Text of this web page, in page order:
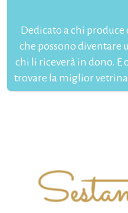
Dedicato a chi
che possono diventare
chi li riceverà in dono. E
trovare la miglior